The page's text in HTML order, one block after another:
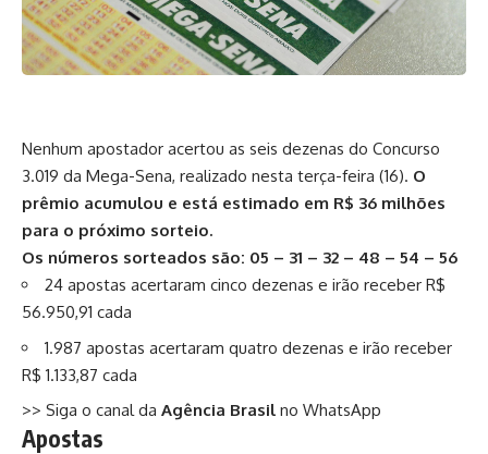
Nenhum apostador acertou as seis dezenas do Concurso
3.019 da Mega-Sena, realizado nesta terça-feira (16). O
prêmio acumulou e está estimado em R$ 36 milhões
para o próximo sorteio.
Os números sorteados são: 05 – 31 – 32 – 48 – 54 – 56
24 apostas acertaram cinco dezenas e irão receber R$
56.950,91 cada
1.987 apostas acertaram quatro dezenas e irão receber
R$ 1.133,87 cada
>> Siga o canal da Agência Brasil no WhatsApp
Apostas